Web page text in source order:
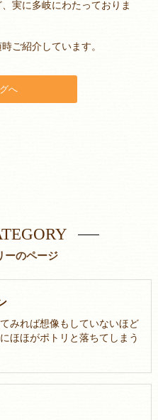
実に多岐にわたっておりま
ご紹介しています。
へ
ーのページ
みれば想像もしていないほど
ほほがポトリと落ちてしまう